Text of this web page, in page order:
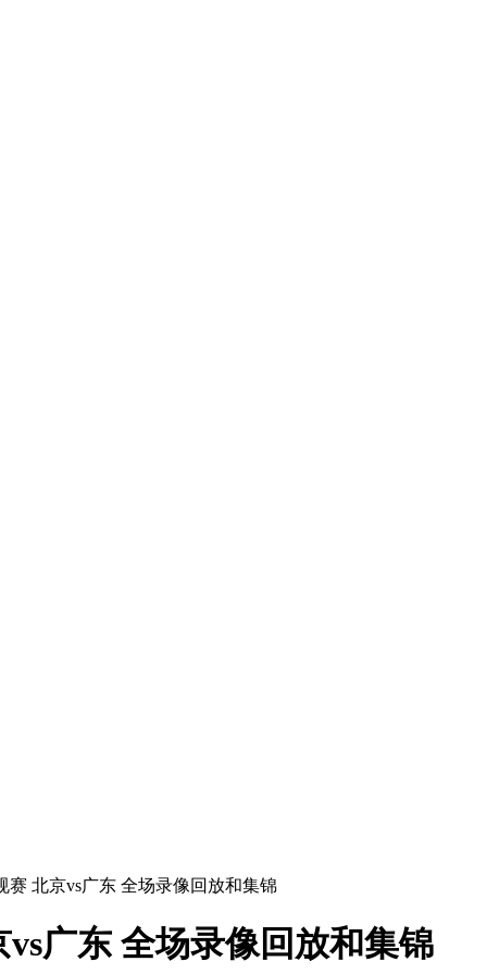
赛 北京vs广东 全场录像回放和集锦
广东 全场录像回放和集锦